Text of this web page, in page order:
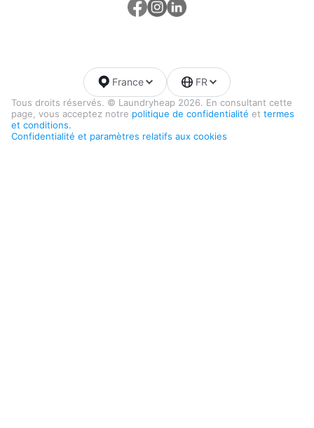
Tous droits réservés. © Laundryheap 2026. En consultant cette
page, vous acceptez notre politique de confidentialité et termes
et conditions.
Confidentialité et paramètres relatifs aux cookies
France FR